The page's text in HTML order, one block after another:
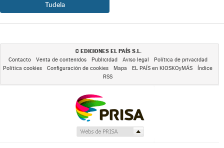
Tudela
© EDICIONES EL PAÍS S.L.
Contacto Venta de contenidos Publicidad Aviso legal
Política de privacidad
Política cookies
Configuración de cookies Mapa EL PAÍS en KIOSKOyMÁS
Índice
RSS